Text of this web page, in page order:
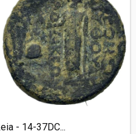
- 14-37DC...